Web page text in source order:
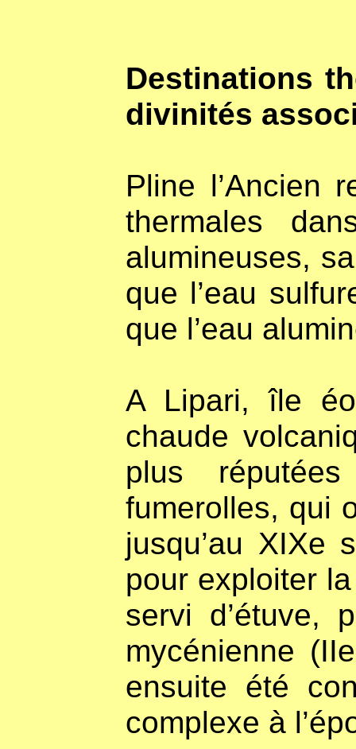
Destinations
divinités
Pline l’Ancien
thermales
alumineuses,
que l’eau
que l’eau
A Lipari, île
chaude
plus
fumerolles, qui
jusqu’au XIXe
pour exploiter
servi d’étuve,
mycénienne
ensuite été
complexe à